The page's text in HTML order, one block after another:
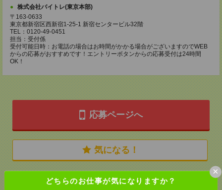
どちらのお仕事が気になりますか？
×
株式会社バイトレ(東京本部)
〒163-0633
東京都新宿区西新宿1-25-1 新宿センタービル32階
TEL：0120-49-0451
担当：受付係
受付可能日時：お電話の場合はお時間がかかる場合がございますのでWEB
からの応募がおすすめです！エントリーボタンからの応募受付は24時間
OK！
応募ページへ
気になる！
メール で送る LINEで送る